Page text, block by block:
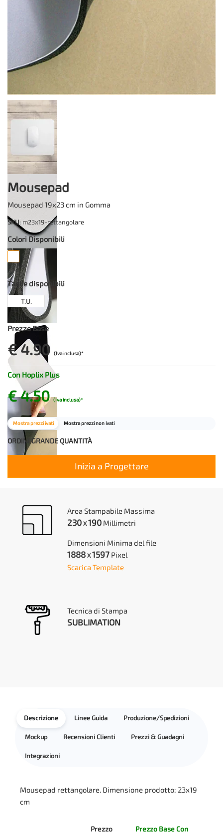
Mousepad
Mousepad 19x23 cm in Gomma
SKU: m23x19-rettangolare
Colori Disponibili
Taglie disponibili
T.U.
Prezzo Base
€ 4.90 (Iva inclusa)*
Con Hoplix Plus
€ 4.50(Iva inclusa)*
Mostra prezzi ivati Mostra prezzi non ivati
ORDINI GRANDE QUANTITÀ
Inizia a Progettare
Area Stampabile Massima
230 X 190Millimetri
Dimensioni Minima del file
1888 X 1597Pixel
Scarica Template
Tecnica di Stampa
SUBLIMATION
Descrizione Linee Guida Produzione/Spedizioni
Mockup Recensioni Clienti Prezzi & Guadagni
Integrazioni
Mousepad rettangolare. Dimensione prodotto: 23x19
cm
Prezzo
Prezzo Base Con